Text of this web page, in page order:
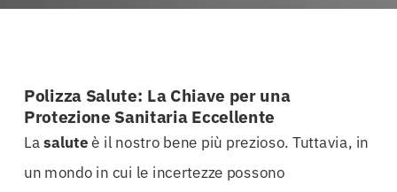
Polizza Salute: La Chiave per una
Protezione Sanitaria Eccellente
Lasaluteè il nostro bene più prezioso. Tuttavia, in
un mondo in cui le incertezze possono